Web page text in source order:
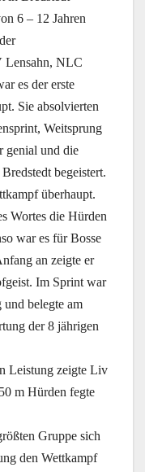
6 – 12 Jahren
Lensahn, NLC
es der erste
Sie absolvierten
Weitsprung
genial und die
begeistert.
überhaupt.
Wortes die Hürden
war es für Bosse
an zeigte er
Im Sprint war
und belegte am
der 8 jährigen
Leistung zeigte Liv
m Hürden fegte
Gruppe sich
den Wettkampf